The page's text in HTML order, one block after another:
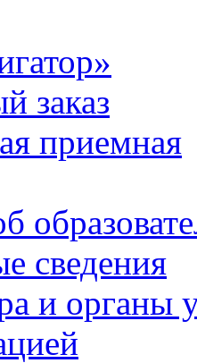
заказ
приемная
сведения
и органы